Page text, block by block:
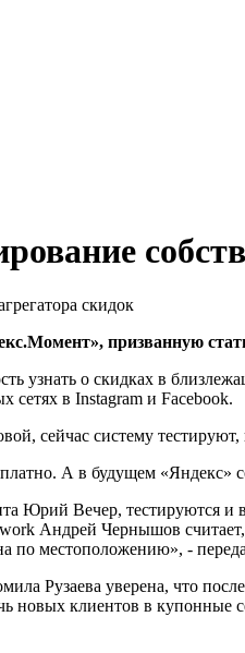
призванную
узнать о скидках в
в Instagram и Facebook.
сейчас систему
А в будущем «Яндекс»
Юрий Вечер, тестируются
Андрей Чернышов
по местоположению», -
Рузаева уверена, что
новых клиентов в купонные